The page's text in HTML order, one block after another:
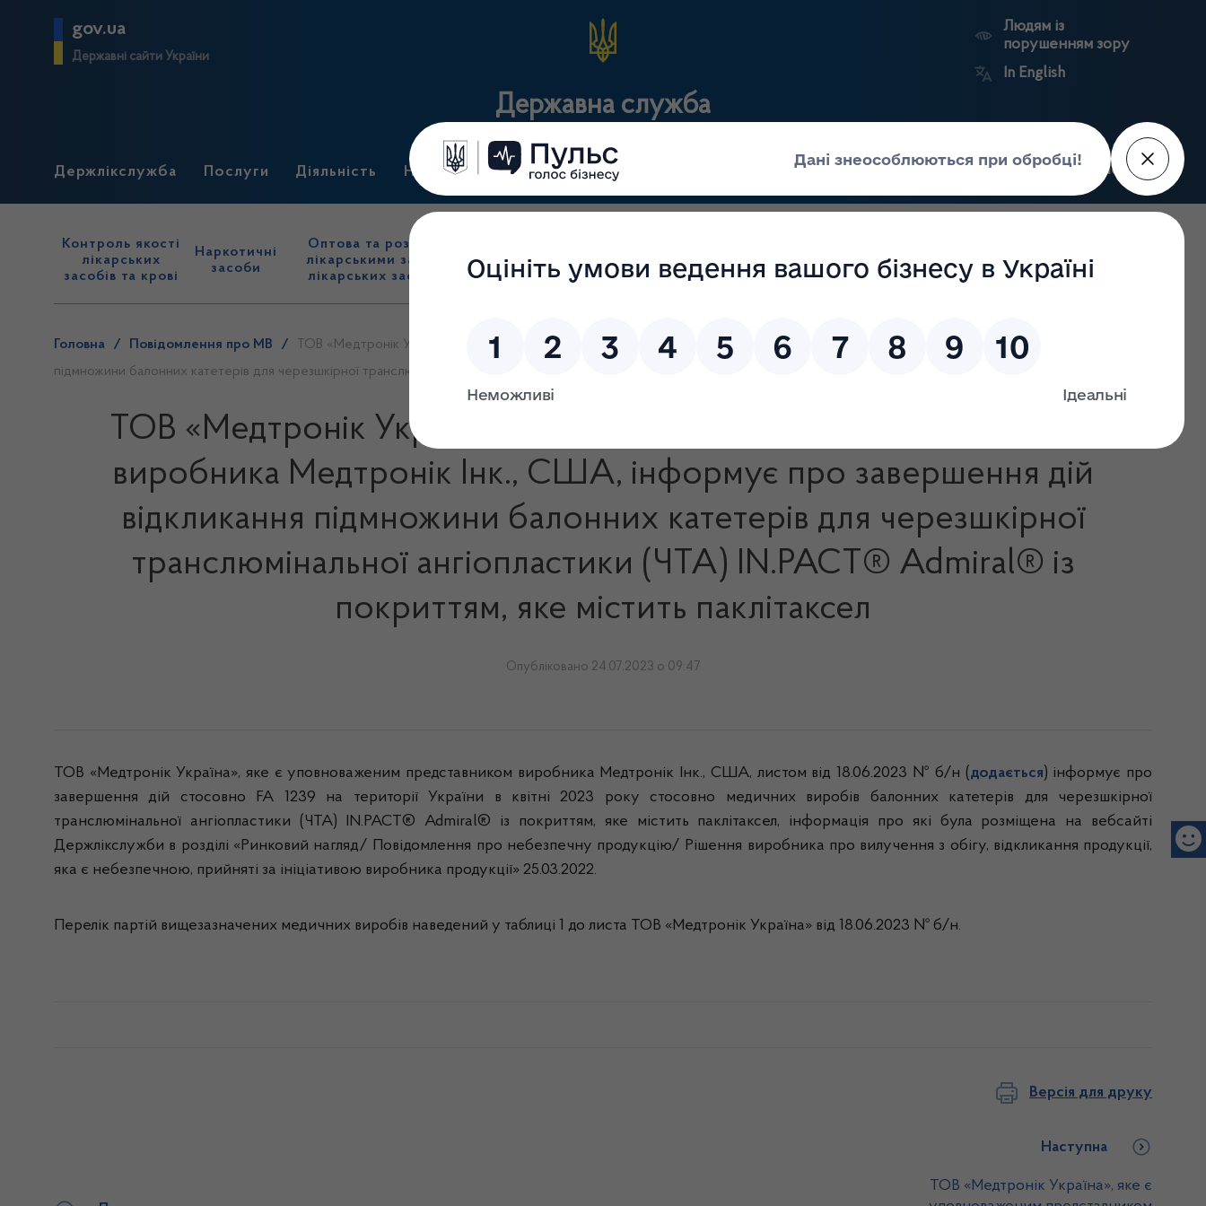
gov.ua
Державні сайти України
Державна служба
Людям із
порушенням зору
In English
Держлікслужба Послуги Діяльність Нормативні документи Для громадськості Прес-центр Пошук
Контроль якості
лікарських
засобів та крові
Наркотичні
засоби
Оптова та роздрібна торгівля
лікарськими засобами, імпорт
лікарських засобів (крім АФІ)
нагляд
(контроль)
засобів, крові та
сертифікація
нагляд
реєстри
портал
Держлікслужби
Головна / Повідомлення про МВ /
ТОВ «Медтронік Україна», яке є уповноваженим представником виробника Медтронік Інк., США, інформує про завершення дій відкликання
підмножини балонних катетерів для черезшкірної транслюмінальної ангіопластики (ЧТА) IN.PACT® Admiral® із покриттям, яке містить паклітаксел
ТОВ «Медтронік Україна», яке є уповноваженим представником
виробника Медтронік Інк., США, інформує про завершення дій
відкликання підмножини балонних катетерів для черезшкірної
транслюмінальної ангіопластики (ЧТА) IN.PACT® Admiral® із
покриттям, яке містить паклітаксел
Опубліковано 24.07.2023 о 09:47
ТОВ «Медтронік Україна», яке є уповноваженим представником виробника Медтронік Інк., США, листом від 18.06.2023 № б/н (додається) інформує про
завершення дій стосовно FA 1239 на території України в квітні 2023 року стосовно медичних виробів балонних катетерів для черезшкірної
транслюмінальної ангіопластики (ЧТА) IN.PACT® Admiral® із покриттям, яке містить паклітаксел, інформація про які була розміщена на вебсайті
Держлікслужби в розділі «Ринковий нагляд/ Повідомлення про небезпечну продукцію/ Рішення виробника про вилучення з обігу, відкликання продукції,
яка є небезпечною, прийняті за ініціативою виробника продукції» 25.03.2022.
Перелік партій вищезазначених медичних виробів наведений у таблиці 1 до листа ТОВ «Медтронік Україна» від 18.06.2023 № б/н.
Версія для друку
Наступна
ТОВ «Медтронік Україна», яке є